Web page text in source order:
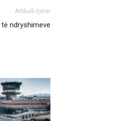
Artikulli tjetër
ndryshimeve